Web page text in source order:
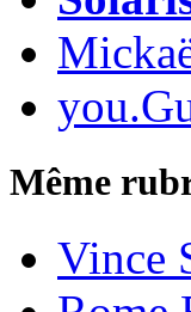
Même
Vince